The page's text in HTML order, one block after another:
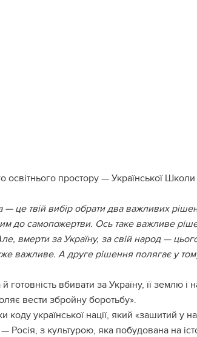
освітнього простору — Української Школи
це твій вибір обрати два важливих
до самопожертви. Ось таке важливе
вмерти за Україну, за свій народ —
важливе. А друге рішення полягає у
вбивати за Україну, її землю і
вести збройну боротьбу».
української нації, який «зашитий у
з культурою, яка побудована на